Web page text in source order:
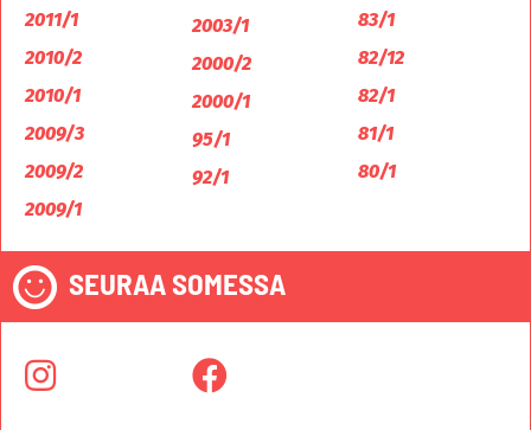
2011/1
2010/2
2010/1
2009/3
2009/2
2009/1
2003/1
2000/2
2000/1
95/1
92/1
83/1
82/12
82/1
81/1
80/1
SEURAA SOMESSA